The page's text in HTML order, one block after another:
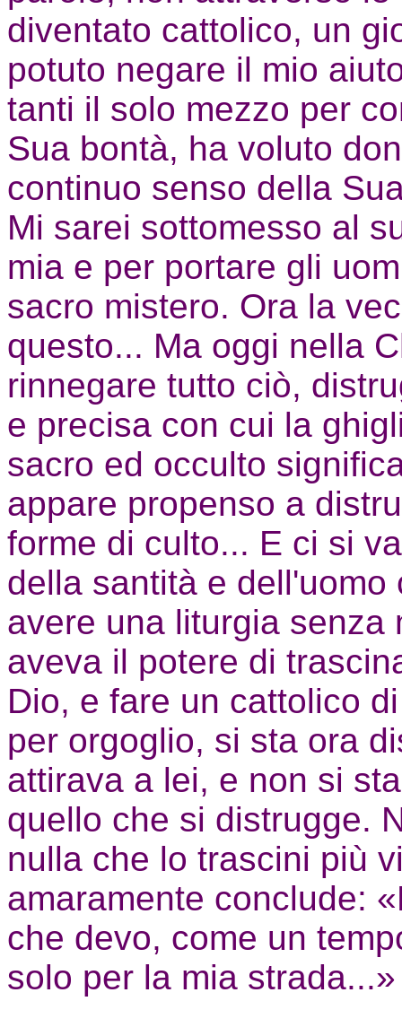
diventato cattolico, un
potuto negare il mio
tanti il solo mezzo per
Sua bontà, ha voluto
continuo senso della
Mi sarei sottomesso al
mia e per portare gli
sacro mistero. Ora la
questo... Ma oggi nella
rinnegare tutto ciò,
e precisa con cui la
sacro ed occulto
appare propenso a
forme di culto... E ci si
della santità e
avere una liturgia senza
aveva il potere di
Dio, e fare un cattolico
per orgoglio, si sta ora
attirava a lei, e non si
quello che si distrugge.
nulla che lo trascini più
amaramente conclude:
che devo, come un
solo per la mia strada...»